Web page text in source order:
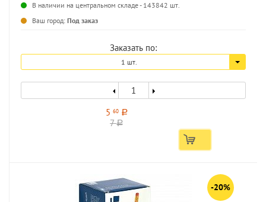
В наличии на центральном складе - 143842 шт.
Ваш город: Под заказ
Заказать по:
1 шт.
5 60 a
7a
-20%